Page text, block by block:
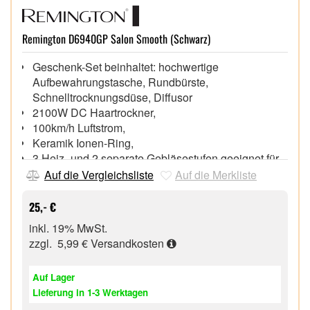
Remington D6940GP Salon Smooth (Schwarz)
Geschenk-Set beinhaltet: hochwertige
Aufbewahrungstasche, Rundbürste,
Schnelltrocknungsdüse, Diffusor
2100W DC Haartrockner,
100km/h Luftstrom,
Keramik Ionen-Ring,
3 Heiz- und 2 separate Gebläsestufen geeignet für
jeden Haartyp,
Abnehmbarer, leicht zu reinigender Luftfilter,
Aufhängeöse für bequemes Verstauen,
Auf die Vergleichsliste Auf die Merkliste
25,- €
inkl. 19% MwSt.
zzgl. 5,99 €Versandkosten
Auf Lager
Lieferung in 1-3 Werktagen